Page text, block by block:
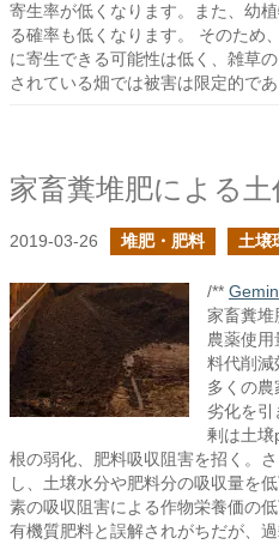
寄生率が低くなります。また、幼
る確率も低くなります。 そのため
に寄生できる可能性は低く、雑草
されている畑では被害は限定的で
2019-03-26 堆肥・肥料 土壌
/**
家畜糞堆
農薬使
料代削減
多くの
劣化を引
剰は土壌
根の弱化、肥料吸収阻害を招く。
し、土壌水分や肥料分の吸収量を
素の吸収阻害による作物栄養価の
有機質肥料と誤解されがちだが、